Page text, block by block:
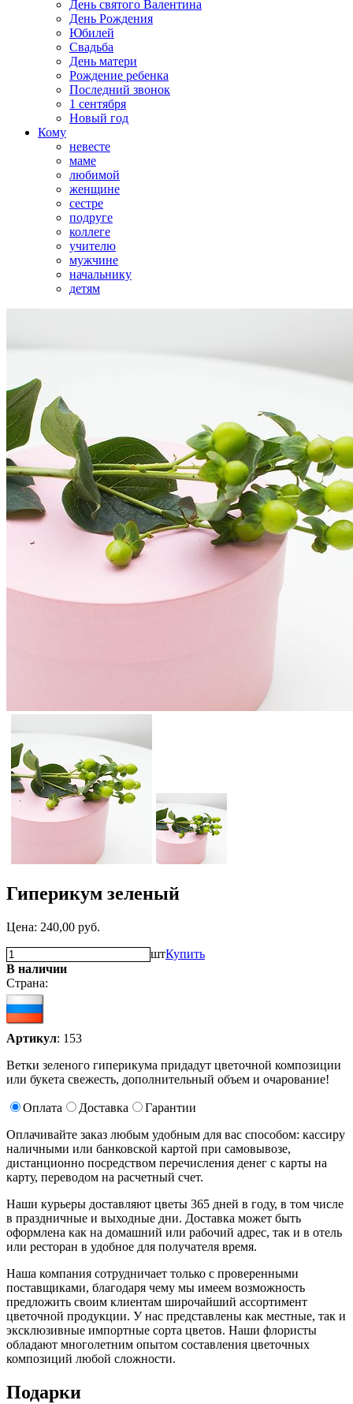
День святого Валентина
День Рождения
Юбилей
Свадьба
День матери
Рождение ребенка
Последний звонок
1 сентября
Новый год
Кому
невесте
маме
любимой
женщине
сестре
подруге
коллеге
учителю
мужчине
начальнику
детям
Гиперикум зеленый
Цена: 240,00 руб.
штКупить
В наличии
Страна:
Артикул: 153
Ветки зеленого гиперикума придадут цветочной композиции
или букета свежесть, дополнительный объем и очарование!
Оплата Доставка
Гарантии
Оплачивайте заказ любым удобным для вас способом: кассиру
наличными или банковской картой при самовывозе,
дистанционно посредством перечисления денег с карты на
карту, переводом на расчетный счет.
Наши курьеры доставляют цветы 365 дней в году, в том числе
в праздничные и выходные дни. Доставка может быть
оформлена как на домашний или рабочий адрес, так и в отель
или ресторан в удобное для получателя время.
Наша компания сотрудничает только с проверенными
поставщиками, благодаря чему мы имеем возможность
предложить своим клиентам широчайший ассортимент
цветочной продукции. У нас представлены как местные, так и
эксклюзивные импортные сорта цветов. Наши флористы
обладают многолетним опытом составления цветочных
композиций любой сложности.
Подарки